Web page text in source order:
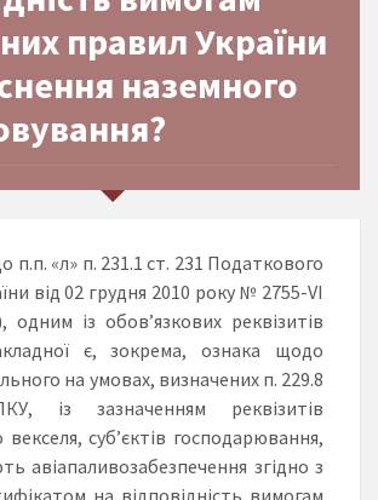
правил України
наземного
п.п. «л» п. 231.1 ст. 231 Податкового
від 02 грудня 2010 року № 2755-VI
одним із обов’язкових реквізитів
є, зокрема, ознака щодо
на умовах, визначених п. 229.8
із зазначенням реквізитів
суб’єктів господарювання,
авіапаливозабезпечення згідно з
на відповідність вимогам